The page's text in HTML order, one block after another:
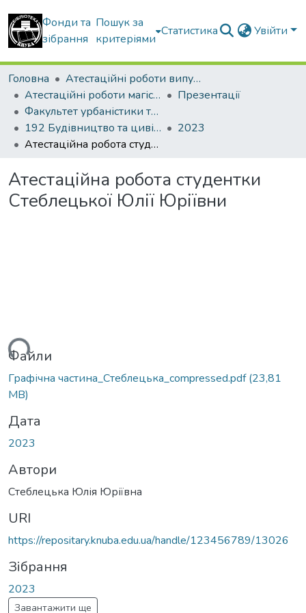
Фонди та
зібрання
Пошук за
критеріями
Статистика Увійти
Головна
Атестаційні роботи випускників
Атестаційні роботи магістрів
Презентації
Факультет урбаністики та просторового планування
192 Будівництво та цивільна інженерія. Міське будівництво та господарство
2023
Атестаційна робота студентки Стеблецької Юлії Юріївни
Атестаційна робота студентки
Стеблецької Юлії Юріївни
Файли
Графічна частина_Стеблецька_compressed.pdf(23,81
MB)
Дата
2023
Автори
Стеблецька Юлія Юріївна
URI
https://repositary.knuba.edu.ua/handle/123456789/13026
Зібрання
2023
Завантажити ще